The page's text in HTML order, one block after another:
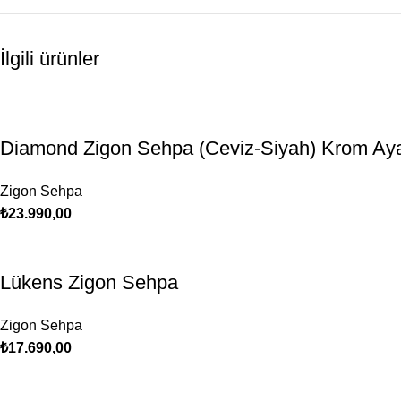
İlgili ürünler
Diamond Zigon Sehpa (Ceviz-Siyah) Krom
Zigon Sehpa
₺23.990,00
Lükens Zigon Sehpa
Zigon Sehpa
₺17.690,00